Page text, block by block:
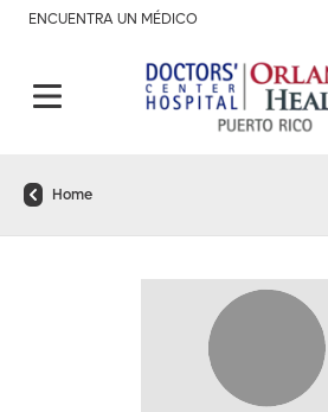
ENCUENTRA UN MÉDICO
Home